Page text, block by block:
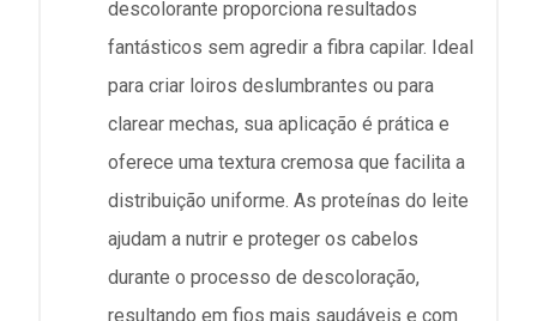
descolorante proporciona resultados
fantásticos sem agredir a fibra capilar. Ideal
para criar loiros deslumbrantes ou para
clarear mechas, sua aplicação é prática e
oferece uma textura cremosa que facilita a
distribuição uniforme. As proteínas do leite
ajudam a nutrir e proteger os cabelos
durante o processo de descoloração,
resultando em fios mais saudáveis e com